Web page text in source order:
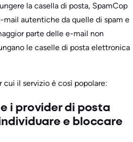
la casella di posta, SpamCop
mail autentiche da quelle di spam e
parte delle e-mail non
le caselle di posta elettronica
il servizio è così popolare:
i provider di posta
e bloccare